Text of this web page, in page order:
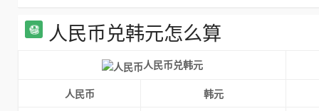
人民币兑韩元怎么算
人民币兑韩元
人民币
韩元